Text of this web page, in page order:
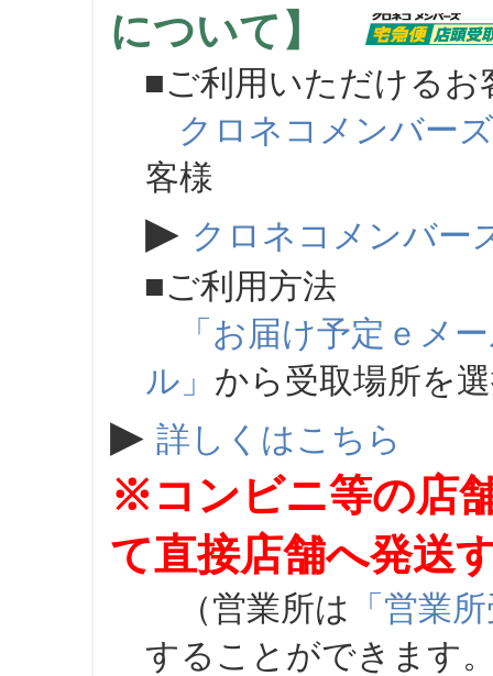
について】
■ご利用いただけるお
クロネコメンバーズ
客様
▶ クロネコメンバー
■ご利用方法
「お届け予定ｅメ
ル」 から受取場所を
▶ 詳しくはこちら
※コンビニ等の店
て直接店舗へ発送
（営業所は 「営業
することができます